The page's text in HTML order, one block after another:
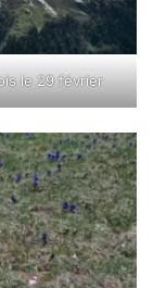
le 29 février